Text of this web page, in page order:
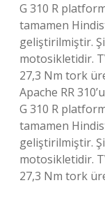
G 310 R
tamamen
geliştirilmiştir.
motosikletidir.
27,3 Nm tork
Apache RR
G 310 R
tamamen
geliştirilmiştir.
motosikletidir.
27,3 Nm tork